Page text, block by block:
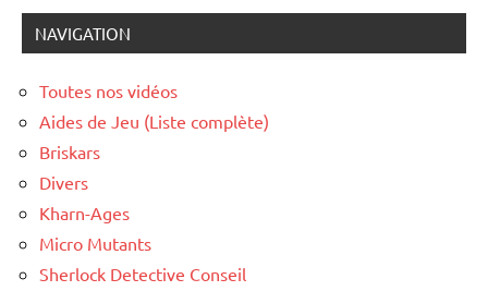
:
NAVIGATION
Toutes nos vidéos
Aides de Jeu (Liste complète)
Briskars
Divers
Kharn-Ages
Micro Mutants
Sherlock Detective Conseil